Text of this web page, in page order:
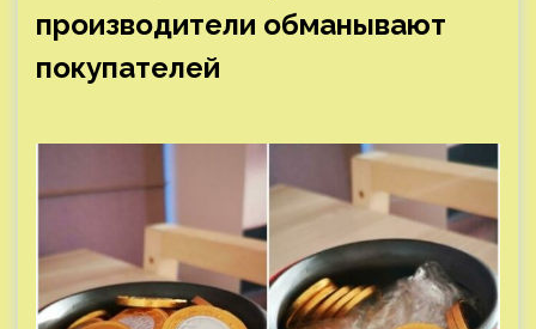
производители обманывают
покупателей